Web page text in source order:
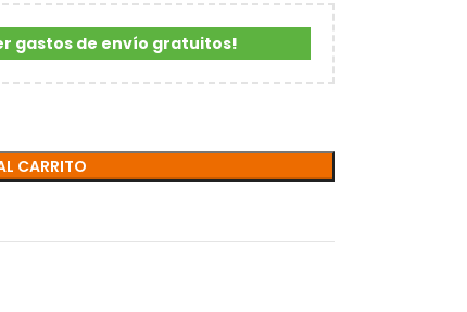
gastos de envío gratuitos!
CARRITO